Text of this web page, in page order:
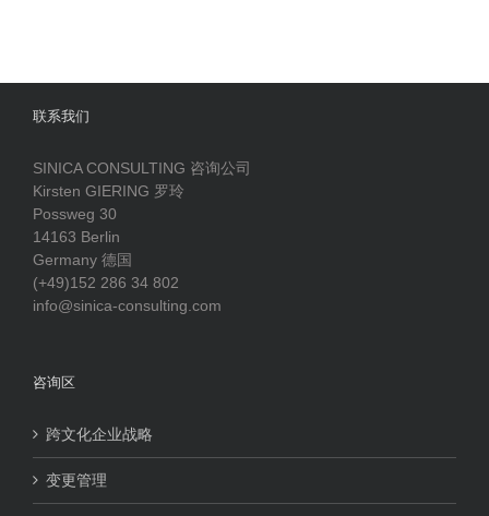
联系我们
SINICA CONSULTING 咨询公司
Kirsten GIERING 罗玲
Possweg 30
14163 Berlin
Germany 德国
(+49)152 286 34 802
info@sinica-consulting.com
咨询区
跨文化企业战略
变更管理